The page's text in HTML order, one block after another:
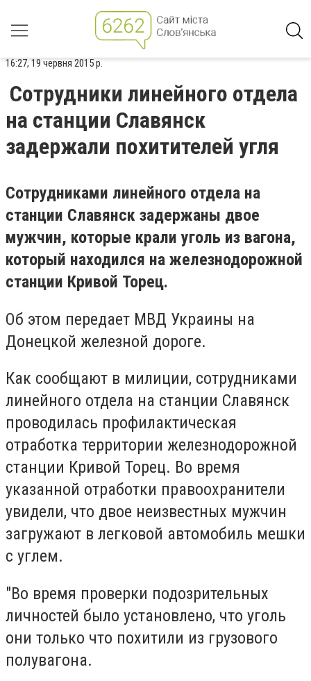
16:27, 19 червня 2015 р.
Сотрудники линейного отдела
на станции Славянск
задержали похитителей угля
Сотрудниками линейного отдела на
станции Славянск задержаны двое
мужчин, которые крали уголь из вагона,
который находился на железнодорожной
станции Кривой Торец.
Об этом передает МВД Украины на
Донецкой железной дороге.
Как сообщают в милиции, сотрудниками
линейного отдела на станции Славянск
проводилась профилактическая
отработка территории железнодорожной
станции Кривой Торец. Во время
указанной отработки правоохранители
увидели, что двое неизвестных мужчин
загружают в легковой автомобиль мешки
с углем.
"Во время проверки подозрительных
личностей было установлено, что уголь
они только что похитили из грузового
полувагона.